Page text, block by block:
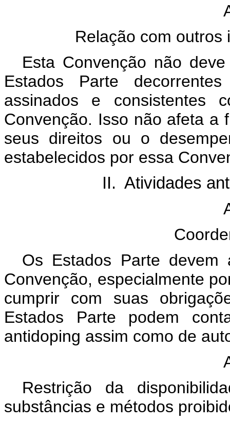
Relação com outros
Esta Convenção não
Estados Parte
assinados e
Convenção. Isso não afeta a
seus direitos ou o
estabelecidos por essa
II. Atividades
Os Estados Parte devem
Convenção, especialmente
cumprir com suas
Estados Parte podem
antidoping assim como de
Restrição da
substâncias e métodos